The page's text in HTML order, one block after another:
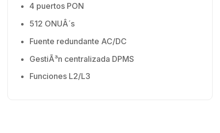
4 puertos PON
512 ONUÂ´s
Fuente redundante AC/DC
GestiÃ³n centralizada DPMS
Funciones L2/L3